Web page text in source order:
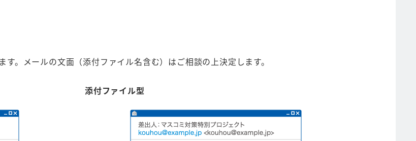
。メールの文面（添付ファイル名含む）はご相談の上決定します。
添付ファイル型